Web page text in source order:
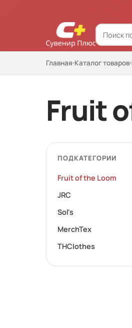
Главная Каталог товаров
Fruit
ПОДКАТЕГОРИИ
Fruit of the Loom
JRC
Sol's
MerchTex
THClothes